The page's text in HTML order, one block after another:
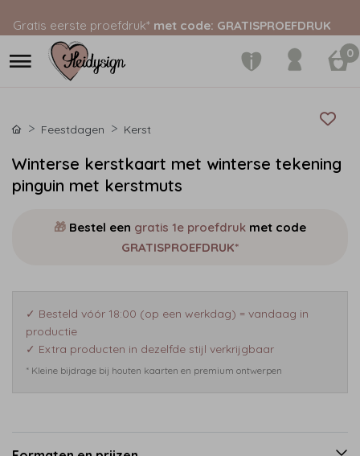
Gratis eerste proefdruk* met code: GRATISPROEFDRUK
0
Feestdagen Kerst
Winterse kerstkaart met winterse tekening
pinguin met kerstmuts
🎁 Bestel een gratis 1e proefdruk met code
GRATISPROEFDRUK*
✓ Besteld vóór 18:00 (op een werkdag) = vandaag in
productie
✓ Extra producten in dezelfde stijl verkrijgbaar
* Kleine bijdrage bij houten kaarten en premium ontwerpen